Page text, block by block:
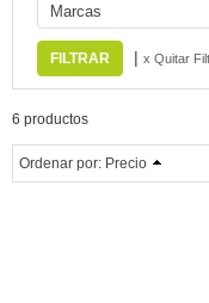
Marcas
| x Quitar
6 productos
Ordenar por: Precio